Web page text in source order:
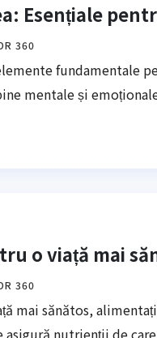
Esențiale
360
fundamentale
mentale și
o viață mai
360
mai sănătos,
asigură nutrienții de